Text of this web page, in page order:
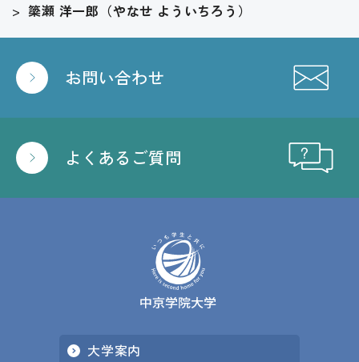
>簗瀬 洋一郎（やなせ よういちろう）
お問い合わせ
よくあるご質問
大学案内